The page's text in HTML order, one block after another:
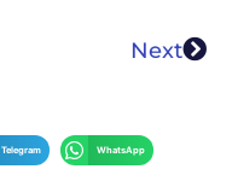
Next
Telegram WhatsApp